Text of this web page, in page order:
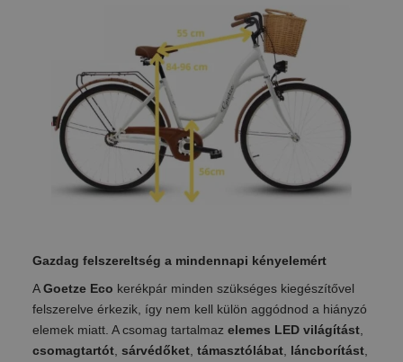
Gazdag felszereltség a mindennapi kényelemért
AGoetze Eco kerékpár minden szükséges kiegészítővel
felszerelve érkezik, így nem kell külön aggódnod a hiányzó
elemek miatt. A csomag tartalmaz elemes LED világítást,
csomagtartót, sárvédőket, támasztólábat, láncborítást,